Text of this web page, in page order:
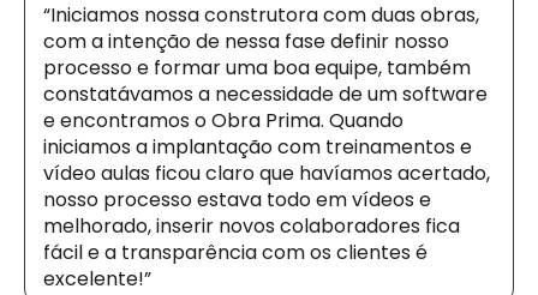
“Iniciamos nossa construtora com duas obras,
com a intenção de nessa fase definir nosso
processo e formar uma boa equipe, também
constatávamos a necessidade de um software
e encontramos o Obra Prima. Quando
iniciamos a implantação com treinamentos e
vídeo aulas ficou claro que havíamos acertado,
nosso processo estava todo em vídeos e
melhorado, inserir novos colaboradores fica
fácil e a transparência com os clientes é
excelente!”